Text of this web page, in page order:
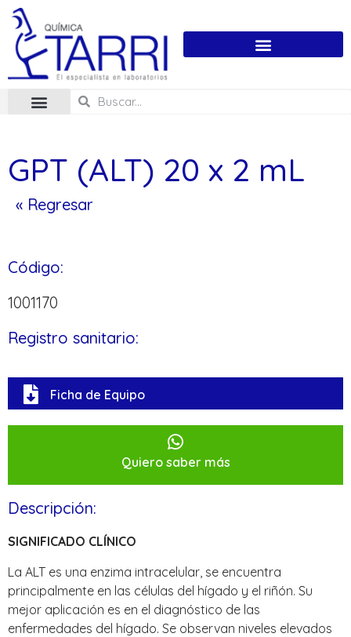
GPT (ALT) 20 x 2 mL
« Regresar
Código:
1001170
Registro sanitario:
Ficha de Equipo
Quiero saber más
Descripción:
SIGNIFICADO CLÍNICO
La ALT es una enzima intracelular, se encuentra
principalmente en las células del hígado y el riñón. Su
mejor aplicación es en el diagnóstico de las
enfermedades del hígado. Se observan niveles elevados